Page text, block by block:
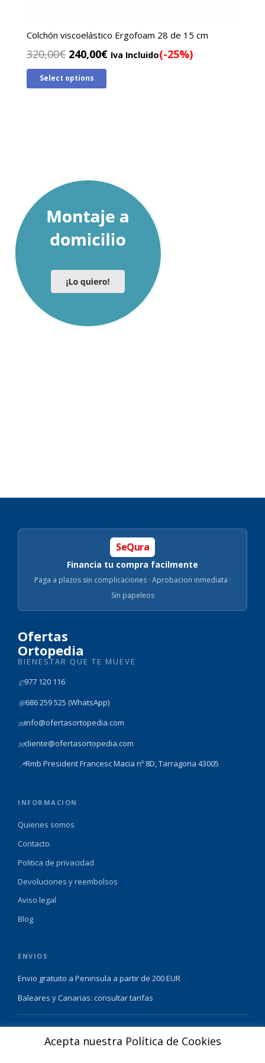
Colchón viscoelástico Ergofoam 28 de 15 cm
320,00€ El
precio
original
240,00€ElIva Incluido(-25%)
Select options
SeQura
Financia tu compra facilmente
Paga a plazos sin complicaciones · Aprobacion inmediata ·
Sin papeleos
Ofertas
Ortopedia
BIENESTAR QUE TE MUEVE
✆977 120 116
💬686 259 525 (WhatsApp)
✉info@ofertasortopedia.com
✉cliente@ofertasortopedia.com
📍Rmb President Francesc Macia nº 8D, Tarragona 43005
INFORMACION
Quienes somos
Contacto
Politica de privacidad
Devoluciones y reembolsos
Aviso legal
Blog
ENVIOS
Envio gratuito a Peninsula a partir de 200 EUR
Baleares y Canarias: consultar tarifas
Acepta nuestra Política de Cookies